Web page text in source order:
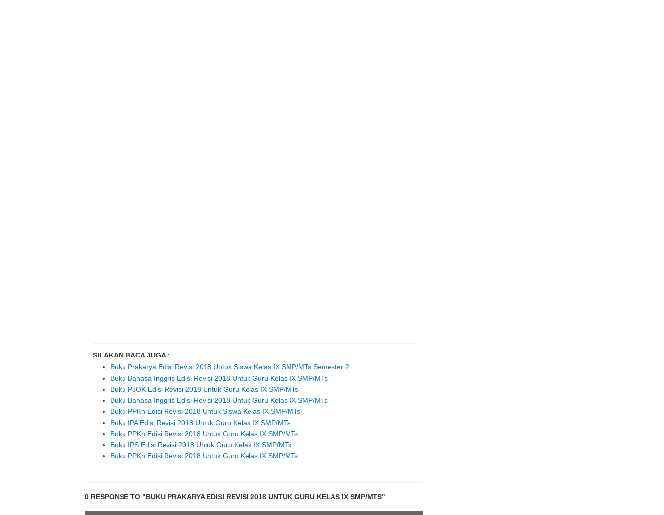
SILAKAN BACA JUGA :
Buku Prakarya Edisi Revisi 2018 Untuk Siswa Kelas IX SMP/MTs Semester 2
Buku Bahasa Inggris Edisi Revisi 2018 Untuk Guru Kelas IX SMP/MTs
Buku PJOK Edisi Revisi 2018 Untuk Guru Kelas IX SMP/MTs
Buku Bahasa Inggris Edisi Revisi 2018 Untuk Guru Kelas IX SMP/MTs
Buku PPKn Edisi Revisi 2018 Untuk Siswa Kelas IX SMP/MTs
Buku IPA Edisi Revisi 2018 Untuk Guru Kelas IX SMP/MTs
Buku PPKn Edisi Revisi 2018 Untuk Guru Kelas IX SMP/MTs
Buku IPS Edisi Revisi 2018 Untuk Guru Kelas IX SMP/MTs
Buku PPKn Edisi Revisi 2018 Untuk Guru Kelas IX SMP/MTs
0 RESPONSE TO "BUKU PRAKARYA EDISI REVISI 2018 UNTUK GURU KELAS IX SMP/MTS"